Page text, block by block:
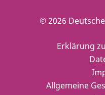
© 2026
Erklärung
Allgemeine